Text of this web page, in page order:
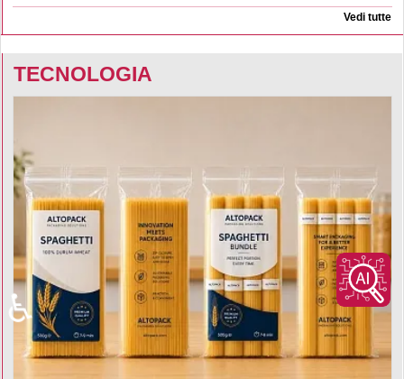
Vedi tutte
TECNOLOGIA